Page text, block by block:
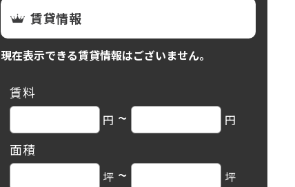
賃貸情報
現在表示できる賃貸情報はございません。
賃料
円 ~ 円
面積
坪 ~ 坪